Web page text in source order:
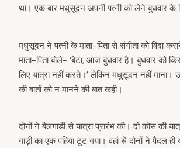
था। एक बार मधुसूदन अपनी पत्नी को लेने बुधवार के
मधुसूदन ने पत्नी के माता-पिता से संगीता को विदा
माता-पिता बोले- ‘बेटा, आज बुधवार है। बुधवार को
लिए यात्रा नहीं करते।’ लेकिन मधुसूदन नहीं
की बातों को न मानने की बात कही।
दोनों ने बैलगाड़ी से यात्रा प्रारंभ की। दो कोस की
गाड़ी का एक पहिया टूट गया। वहां से दोनों ने पैदल